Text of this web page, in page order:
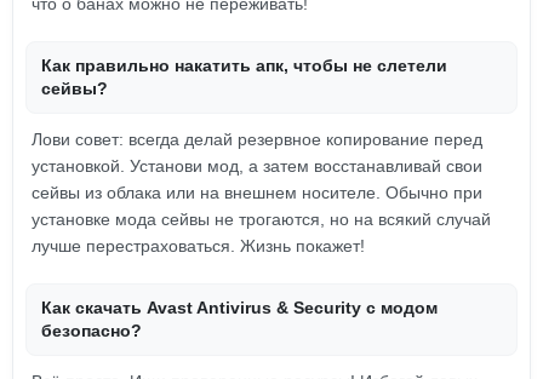
Как правильно накатить апк, чтобы не слетели
сейвы?
Лови совет: всегда делай резервное копирование перед
установкой. Установи мод, а затем восстанавливай свои
сейвы из облака или на внешнем носителе. Обычно при
установке мода сейвы не трогаются, но на всякий случай
лучше перестраховаться. Жизнь покажет!
Как скачать Avast Antivirus & Security с модом
безопасно?